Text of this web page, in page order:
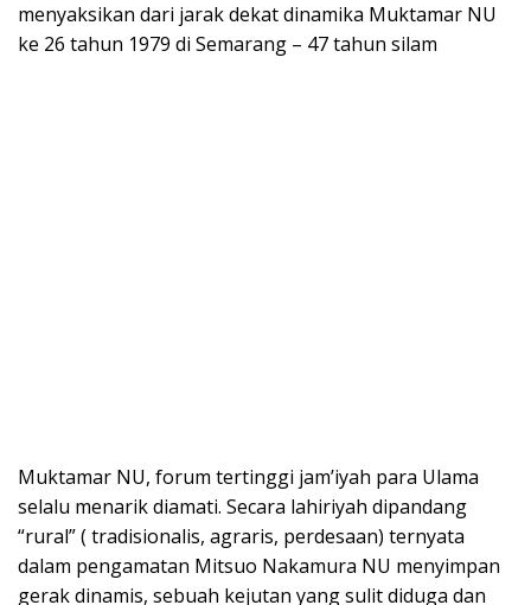
menyaksikan dari jarak dekat dinamika Muktamar NU
ke 26 tahun 1979 di Semarang – 47 tahun silam
Muktamar NU, forum tertinggi jam’iyah para Ulama
selalu menarik diamati. Secara lahiriyah dipandang
“rural” ( tradisionalis, agraris, perdesaan) ternyata
dalam pengamatan Mitsuo Nakamura NU menyimpan
gerak dinamis, sebuah kejutan yang sulit diduga dan